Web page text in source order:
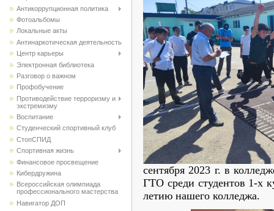
Антикоррупционная политика
Фотоальбомы
Локальные акты
Антинаркотическая деятельность
Центр карьеры
Электронная библиотека
Разговор о важном
Профобучение
Противодействие терроризму и
экстремизму
Воспитание
Студенческий спортивный клуб
CтопСПИД
Спортивная жизнь
Финансовое просвещение
Кибердружина
Всероссийская олимпиада
профессионального мастерства
Навигатор ДОП
сентября 2023 г. в
ГТО среди студентов 1-
летию нашего колледжа.